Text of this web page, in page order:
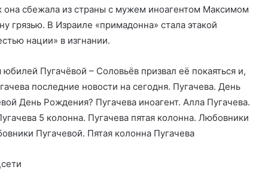
сбежала из страны с мужем иноагентом Максимом
грязью. В Израиле «примадонна» стала этакой
нации» в изгнании.